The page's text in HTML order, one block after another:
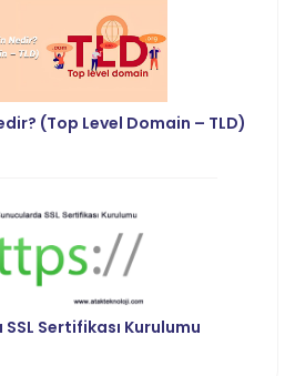
(Top Level Domain – TLD)
Sertifikası Kurulumu